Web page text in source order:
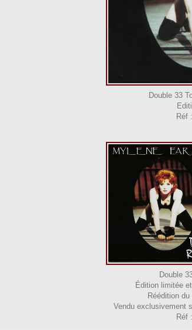
Double 33
Réf
Double
Édition limitée
Réédition
Vendu exclusivement
Réf